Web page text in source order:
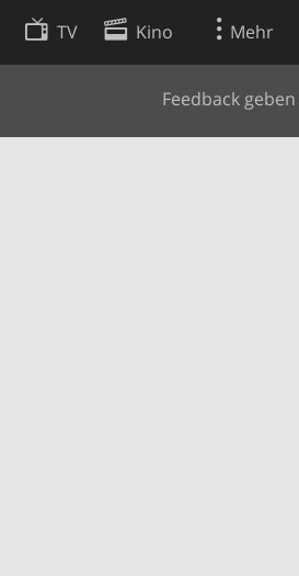
TV Kino Mehr
Feedback geben